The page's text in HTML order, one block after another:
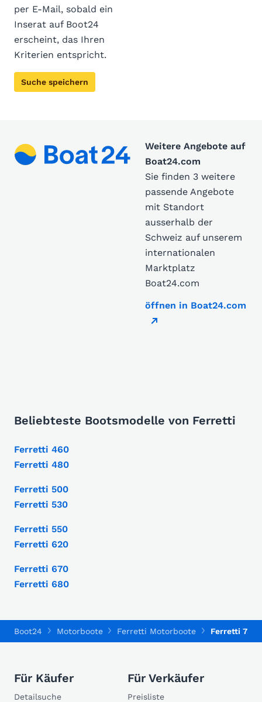
per E-Mail, sobald ein
Inserat auf Boot24
erscheint, das Ihren
Kriterien entspricht.
Suche speichern
Weitere Angebote auf
Boat24.com
Sie finden 3 weitere
passende Angebote
mit Standort
ausserhalb der
Schweiz auf unserem
internationalen
Marktplatz
Boat24.com
öffnen in Boat24.com
Beliebteste Bootsmodelle von Ferretti
Ferretti 460
Ferretti 480
Ferretti 500
Ferretti 530
Ferretti 550
Ferretti 620
Ferretti 670
Ferretti 680
Boot24 Motorboote Ferretti Motorboote Ferretti 731
Für Käufer
Detailsuche
Für Verkäufer
Preisliste